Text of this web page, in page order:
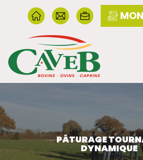
PÂTURAGE
DYNAMIQUE